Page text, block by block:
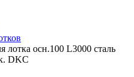
осн.100 L3000 сталь
DKC